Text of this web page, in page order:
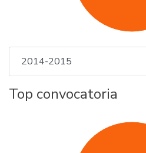
2014-2015
Top convocatoria